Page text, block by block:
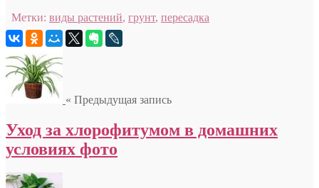
Метки: виды растений, грунт, пересадка
« Предыдущая запись
Уход за хлорофитумом в домашних
условиях фото